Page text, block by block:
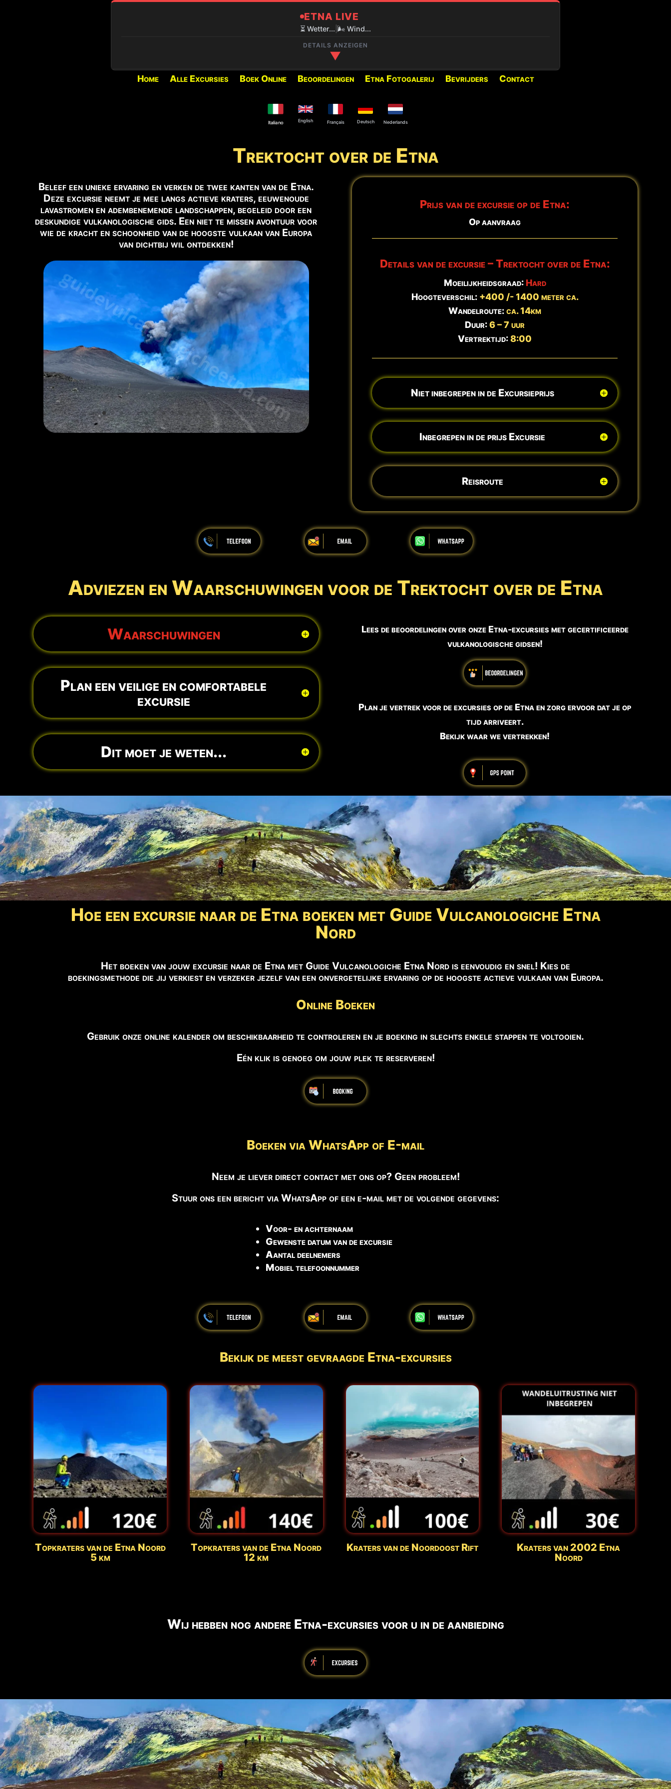
ETNA LIVE
⏳ Wetter... 🌬️ Wind...
DETAILS ANZEIGEN
▼
🔍 AKTUELLE LAGE
180 Zentimeter Ca. Pisten geschlossen.
🌋
Explosive Aktivität am Nordostkrater und an
der Bocca Nuova.
⚠️ ZUGANG ZUM GIPFEL
Nur mit autorisiertem Guide.
BLICK AUF DEN VULKAN
Live-Webcam ansehen →
✅ EMPFOHLENE AUSFLÜGE FÜR DIESE ZEIT
Nachfolgend finden Sie die in diesem Zeitraum
verfügbaren Ausflüge:
Schnee)
🌋 Trekking 3000m Etna Süd
ℹ️ Hinweis: Wanderschuhe erforderlich. Aktualisiert: 7. August - 20:03 Uhr
Home Alle Excursies Boek Online Beoordelingen Etna Fotogalerij Bevrijders Contact
Italiano English Français Deutsch Nederlands
Trektocht over de Etna
Beleef een unieke ervaring en verken de twee kanten van de Etna.
Deze excursie neemt je mee langs actieve kraters, eeuwenoude
lavastromen en adembenemende landschappen, begeleid door een
deskundige vulkanologische gids. Een niet te missen avontuur voor
wie de kracht en schoonheid van de hoogste vulkaan van Europa
van dichtbij wil ontdekken!
Prijs van de excursie op de Etna:
Op aanvraag
Details van de excursie – Trektocht over de Etna:
Moeilijkheidsgraad: Hard
Hoogteverschil: +400 /- 1400 meter ca.
Wandelroute:ca. 14km
Duur:6 – 7 uur
Vertrektijd:8:00
Niet inbegrepen in de Excursieprijs
Inbegrepen in de prijs Excursie
Reisroute
Adviezen en Waarschuwingen voor de Trektocht over de Etna
Waarschuwingen
Plan een veilige en comfortabele
excursie
Dit moet je weten...
Lees de beoordelingen over onze Etna-excursies met gecertificeerde
vulkanologische gidsen!
Plan je vertrek voor de excursies op de Etna en zorg ervoor dat je op
tijd arriveert.
Bekijk waar we vertrekken!
Hoe een excursie naar de Etna boeken met Guide Vulcanologiche Etna
Nord
Het boeken van jouw excursie naar de Etna met Guide Vulcanologiche Etna Nord is eenvoudig en snel! Kies de
boekingsmethode die jij verkiest en verzeker jezelf van een onvergetelijke ervaring op de hoogste actieve vulkaan van Europa.
Online Boeken
Gebruik onze online kalender om beschikbaarheid te controleren en je boeking in slechts enkele stappen te voltooien.
Eén klik is genoeg om jouw plek te reserveren!
Boeken via WhatsApp of E-mail
Neem je liever direct contact met ons op? Geen probleem!
Stuur ons een bericht via WhatsApp of een e-mail met de volgende gegevens:
Voor- en achternaam
Gewenste datum van de excursie
Aantal deelnemers
Mobiel telefoonnummer
Bekijk de meest gevraagde Etna-excursies
Topkraters van de Etna Noord
5 km
Topkraters van de Etna Noord
12 km
Kraters van de Noordoost Rift
Kraters van 2002 Etna
Noord
Wij hebben nog andere Etna-excursies voor u in de aanbieding